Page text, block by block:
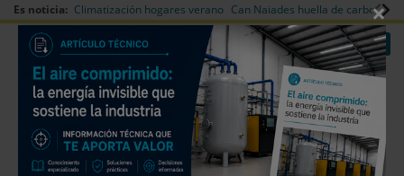
Es noticia: Climatización hogares verano Can Naiades huella de carbono
Redes Sociales Es noticia Login empresas Registro
×